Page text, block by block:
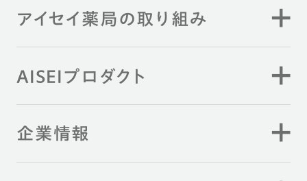
アイセイ薬局の取り組み
AISEIプロダクト
企業情報